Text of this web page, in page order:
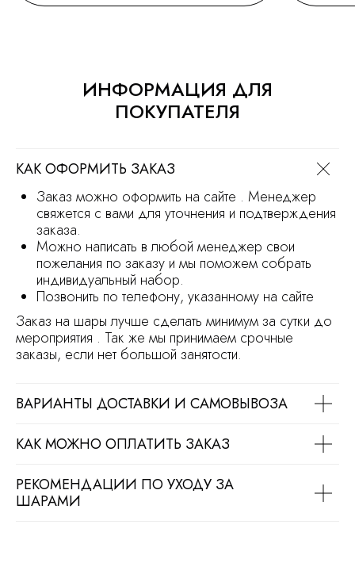
ИНФОРМАЦИЯ ДЛЯ
ПОКУПАТЕЛЯ
КАК ОФОРМИТЬ ЗАКАЗ
Заказ можно оформить на сайте . Менеджер
свяжется с вами для уточнения и подтверждения
заказа.
Можно написать в любой менеджер свои
пожелания по заказу и мы поможем собрать
индивидуальный набор.
Позвонить по телефону, указанному на сайте
Заказ на шары лучше сделать минимум за сутки до
мероприятия . Так же мы принимаем срочные
заказы, если нет большой занятости.
ВАРИАНТЫ ДОСТАВКИ И САМОВЫВОЗА
КАК МОЖНО ОПЛАТИТЬ ЗАКАЗ
РЕКОМЕНДАЦИИ ПО УХОДУ ЗА
ШАРАМИ
Продвижение сайта
Разработка сайта